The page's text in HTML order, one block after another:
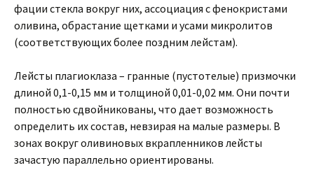
фации стекла вокруг них, ассоциация с фенокристами
оливина, обрастание щетками и усами микролитов
(соответствующих более поздним лейстам).
Лейсты плагиоклаза – гранные (пустотелые) призмочки
длиной 0,1-0,15 мм и толщиной 0,01-0,02 мм. Они почти
полностью сдвойникованы, что дает возможность
определить их состав, невзирая на малые размеры. В
зонах вокруг оливиновых вкрапленников лейсты
зачастую параллельно ориентированы.